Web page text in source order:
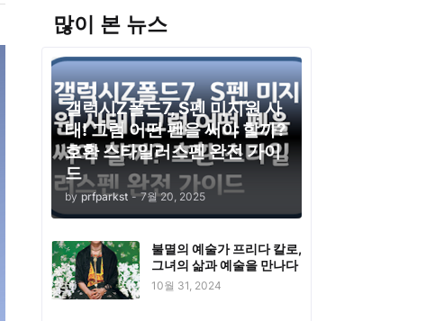
많이 본 뉴스
갤럭시Z폴드7, S펜 미지원 사
태! 그럼 어떤 펜을 써야 할까?
호환 스타일러스펜 완전 가이
드
by prfparkst - 7월 20, 2025
불멸의 예술가 프리다 칼로,
그녀의 삶과 예술을 만나다
10월 31, 2024